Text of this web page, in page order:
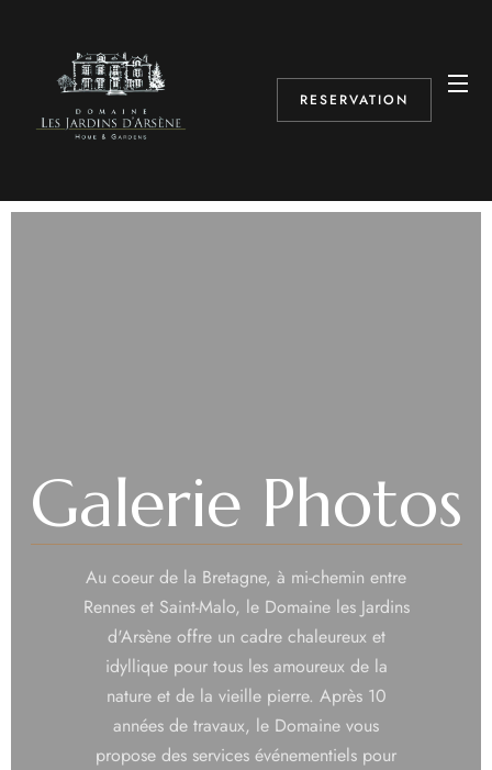
RESERVATION
Galerie Photos
Au coeur de la Bretagne, à mi-chemin entre
Rennes et Saint-Malo, le Domaine les Jardins
d'Arsène offre un cadre chaleureux et
idyllique pour tous les amoureux de la
nature et de la vieille pierre. Après 10
années de travaux, le Domaine vous
propose des services événementiels pour